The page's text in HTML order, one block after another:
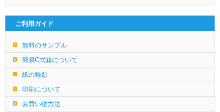
ご利用ガイド
無料のサンプル
簡易C式箱について
紙の種類
印刷について
お買い物方法